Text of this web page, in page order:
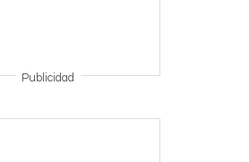
Publicidad